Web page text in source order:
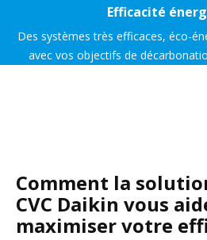
Efficacité
Des systèmes très efficaces, éco-
avec vos objectifs de
Comment la
CVC Daikin vous
maximiser votre